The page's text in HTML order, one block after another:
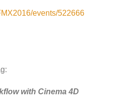
events/522666
with Cinema 4D